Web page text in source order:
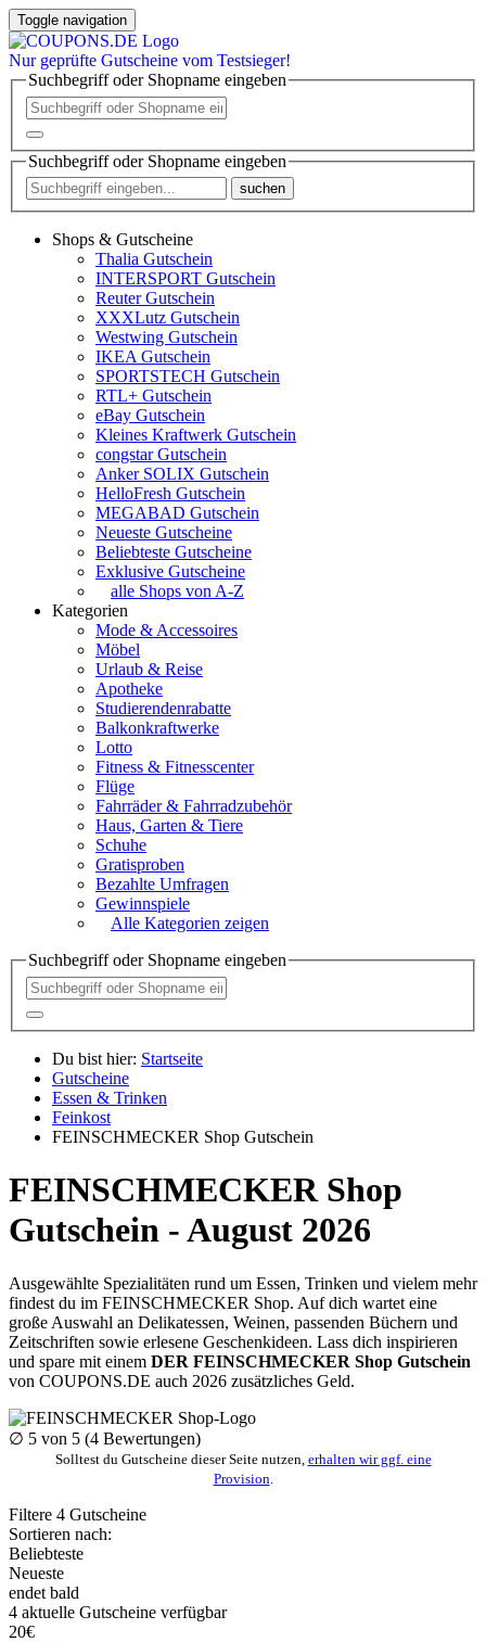
Toggle navigation
Nur geprüfte Gutscheine vom Testsieger!
Suchbegriff oder Shopname eingeben
Suchbegriff oder Shopname eingeben
suchen
Shops & Gutscheine
Thalia Gutschein
INTERSPORT Gutschein
Reuter Gutschein
XXXLutz Gutschein
Westwing Gutschein
IKEA Gutschein
SPORTSTECH Gutschein
RTL+ Gutschein
eBay Gutschein
Kleines Kraftwerk Gutschein
congstar Gutschein
Anker SOLIX Gutschein
HelloFresh Gutschein
MEGABAD Gutschein
Neueste Gutscheine
Beliebteste Gutscheine
Exklusive Gutscheine
alle Shops von A-Z
Kategorien
Mode & Accessoires
Möbel
Urlaub & Reise
Apotheke
Studierendenrabatte
Balkonkraftwerke
Lotto
Fitness & Fitnesscenter
Flüge
Fahrräder & Fahrradzubehör
Haus, Garten & Tiere
Schuhe
Gratisproben
Bezahlte Umfragen
Gewinnspiele
Alle Kategorien zeigen
Suchbegriff oder Shopname eingeben
Du bist hier: Startseite
Gutscheine
Essen & Trinken
Feinkost
FEINSCHMECKER Shop Gutschein
FEINSCHMECKER Shop
Gutschein - August 2026
Ausgewählte Spezialitäten rund um Essen, Trinken und vielem mehr
findest du im FEINSCHMECKER Shop. Auf dich wartet eine
große Auswahl an Delikatessen, Weinen, passenden Büchern und
Zeitschriften sowie erlesene Geschenkideen. Lass dich inspirieren
und spare mit einem DER FEINSCHMECKER Shop Gutschein
von COUPONS.DE auch 2026 zusätzliches Geld.
∅ 5 von 5 (4 Bewertungen)
Solltest du Gutscheine dieser Seite nutzen, erhalten wir ggf. eine
Provision
Filtere 4 Gutscheine
Sortieren nach:
Beliebteste
Neueste
endet bald
4 aktuelle Gutscheine verfügbar
20€